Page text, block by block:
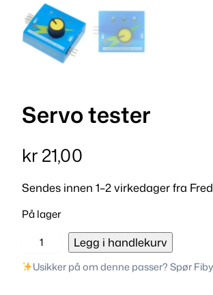
Servo tester
kr21,00
Sendes innen 1–2 virkedager fra
På lager
r
Legg i handlekurv
Usikker på om denne passer? Spør Fiby